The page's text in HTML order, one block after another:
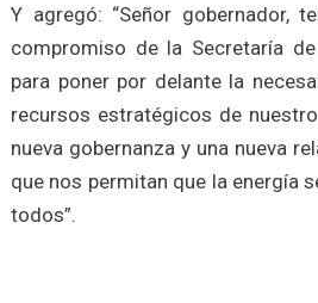
Y agregó: “Señor gobernador,
compromiso de la Secretaría
para poner por delante la
recursos estratégicos de
nueva gobernanza y una nueva
que nos permitan que la energía
todos”.